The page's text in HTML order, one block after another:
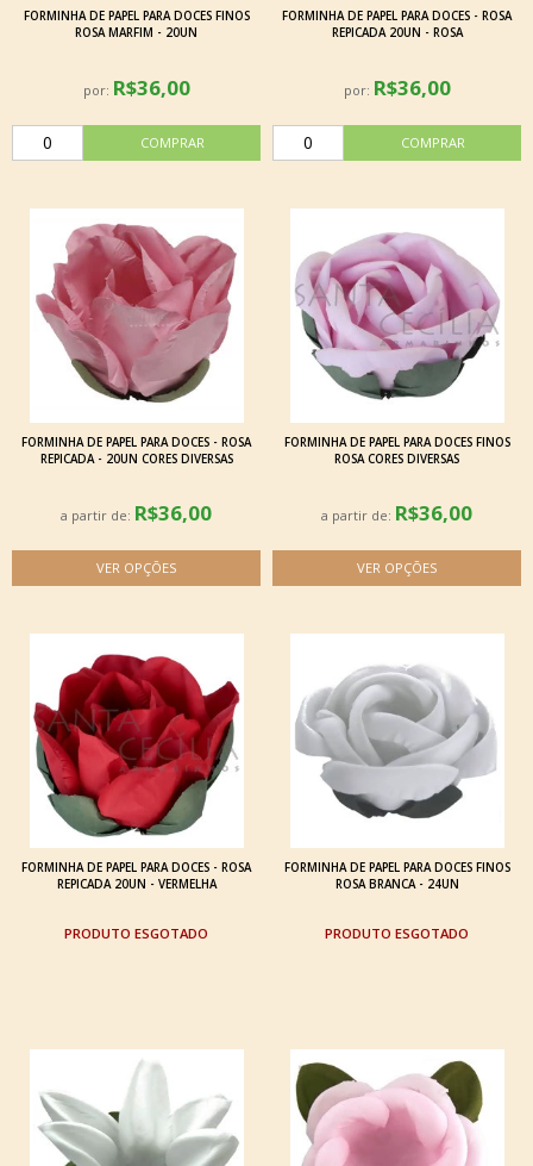
FORMINHA DE PAPEL PARA DOCES FINOS
ROSA MARFIM - 20UN
por: R$36,00
FORMINHA DE PAPEL PARA DOCES - ROSA
REPICADA 20UN - ROSA
por: R$36,00
FORMINHA DE PAPEL PARA DOCES - ROSA
REPICADA - 20UN CORES DIVERSAS
a partir de: R$36,00
FORMINHA DE PAPEL PARA DOCES FINOS
ROSA CORES DIVERSAS
a partir de: R$36,00
FORMINHA DE PAPEL PARA DOCES - ROSA
REPICADA 20UN - VERMELHA
ESGOTADO
FORMINHA DE PAPEL PARA DOCES FINOS
ROSA BRANCA - 24UN
ESGOTADO